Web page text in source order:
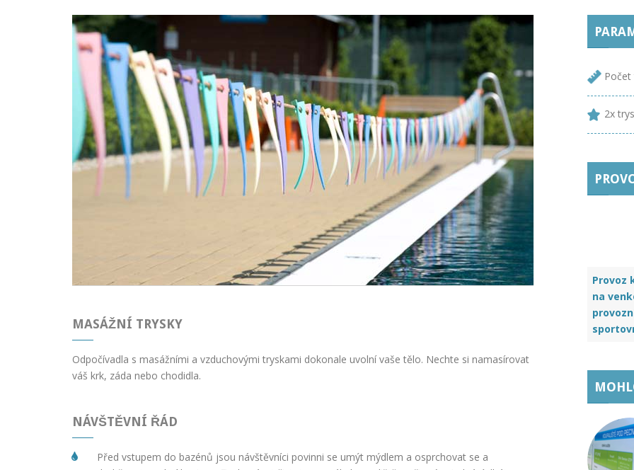
MASÁŽNÍ TRYSKY
Odpočívadla s masážními a vzduchovými tryskami dokonale uvolní vaše tělo. Nechte si namasírovat
váš krk, záda nebo chodidla.
NÁVŠTĚVNÍ ŘÁD
Před vstupem do bazénů jsou návštěvníci povinni se umýt mýdlem a osprchovat se a
Počet
2x
Provoz
na